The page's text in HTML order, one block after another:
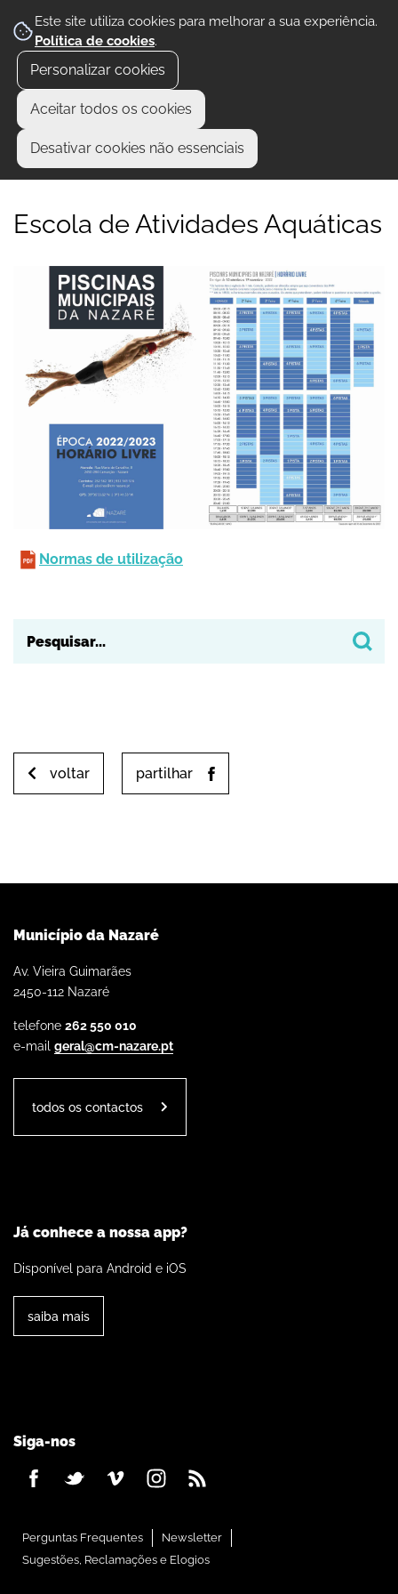
Este site utiliza cookies para melhorar a sua experiência.
Política de cookies.
Personalizar cookies
Aceitar todos os cookies
Desativar cookies não essenciais
Escola de Atividades Aquáticas
Normas de utilização
voltar partilhar
Município da Nazaré
Av. Vieira Guimarães
2450-112 Nazaré
telefone 262 550 010
e-mail geral@cm-nazare.pt
todos os contactos
Já conhece a nossa app?
Disponível para Android e iOS
saiba mais
Siga-nos
Perguntas Frequentes
Newsletter
Sugestões, Reclamações e Elogios